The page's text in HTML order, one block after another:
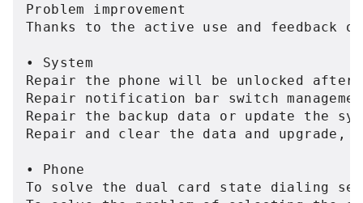
Problem improvement
Thanks to the active use and
• System
Repair the phone will be unlocked
Repair notification bar switch
Repair the backup data or update the
Repair and clear the data and
• Phone
To solve the dual card state dialing